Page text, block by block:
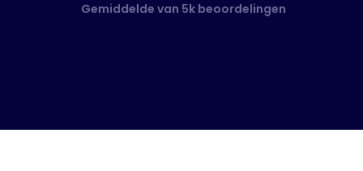
Gemiddelde van 5k beoordelingen